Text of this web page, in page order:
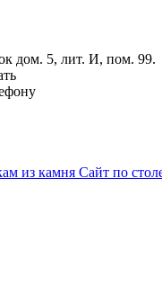
дом. 5, лит. И, пом. 99.
из камня Сайт по